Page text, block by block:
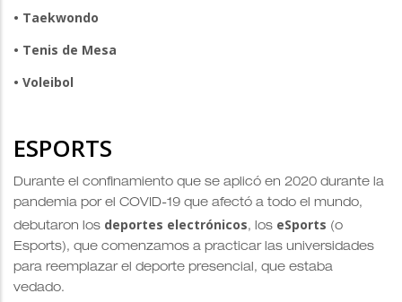
• Taekwondo
• Tenis de Mesa
• Voleibol
ESPORTS
Durante el confinamiento que se aplicó en 2020 durante la
pandemia por el COVID-19 que afectó a todo el mundo,
debutaron los deportes electrónicos, los eSports (o
Esports), que comenzamos a practicar las universidades
para reemplazar el deporte presencial, que estaba
vedado.